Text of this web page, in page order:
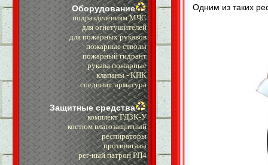
Оборудование
подразделениям МЧС
для огнетушителей
для пожарных рукавов
пожарные стволы
пожарный гидрант
рукава пожарные
клапаны - КПК
cоединит. арматура
Защитные средства
комплект ГДЗК-У
костюм влагозащитный
респираторы
противогазы
рег-ный патрон РП4
Одним из таких